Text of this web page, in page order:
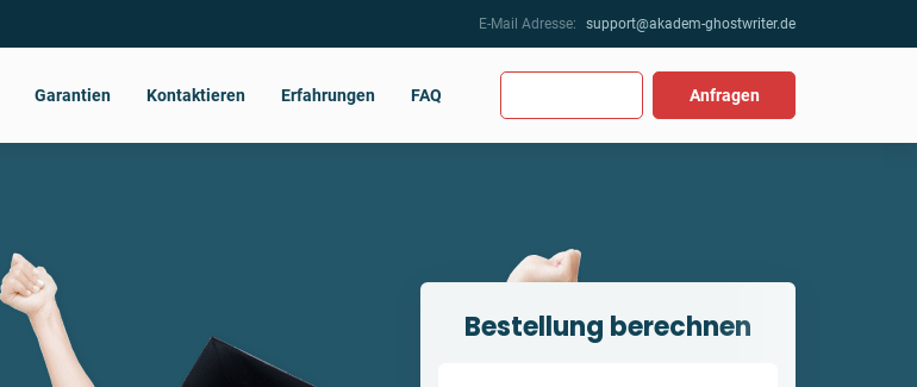
E-Mail Adresse: support@akadem-ghostwriter.de
Garantien Kontaktieren Erfahrungen FAQ Anfragen
Bestellung berechnen